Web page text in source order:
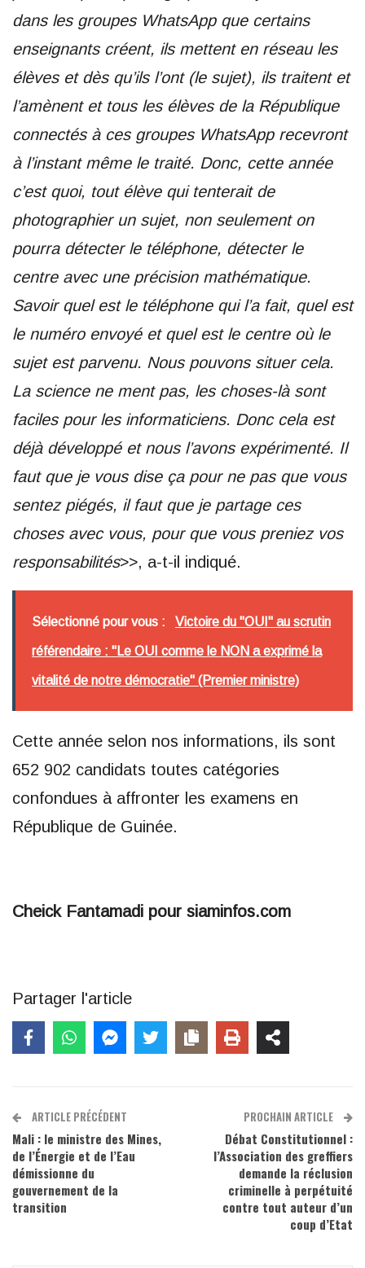
dans les groupes WhatsApp que certains
enseignants créent, ils mettent en réseau les
élèves et dès qu’ils l’ont (le sujet), ils traitent et
l’amènent et tous les élèves de la République
connectés à ces groupes WhatsApp recevront
à l’instant même le traité. Donc, cette année
c’est quoi, tout élève qui tenterait de
photographier un sujet, non seulement on
pourra détecter le téléphone, détecter le
centre avec une précision mathématique.
Savoir quel est le téléphone qui l’a fait, quel est
le numéro envoyé et quel est le centre où le
sujet est parvenu. Nous pouvons situer cela.
La science ne ment pas, les choses-là sont
faciles pour les informaticiens. Donc cela est
déjà développé et nous l’avons expérimenté. Il
faut que je vous dise ça pour ne pas que vous
sentez piégés, il faut que je partage ces
choses avec vous, pour que vous preniez vos
responsabilités>>, a-t-il indiqué.
Sélectionné pour vous : Victoire du "OUI" au scrutin
référendaire : "Le OUI comme le NON a exprimé la
vitalité de notre démocratie" (Premier ministre)
Cette année selon nos informations, ils sont
652 902 candidats toutes catégories
confondues à affronter les examens en
République de Guinée.
Cheick Fantamadi pour siaminfos.com
Partager l'article
ARTICLE PRÉCÉDENT
Mali : le ministre des Mines,
de l’Énergie et de l’Eau
démissionne du
gouvernement de la
transition
PROCHAIN ARTICLE
Débat Constitutionnel :
l’Association des greffiers
demande la réclusion
criminelle à perpétuité
contre tout auteur d’un
coup d’Etat